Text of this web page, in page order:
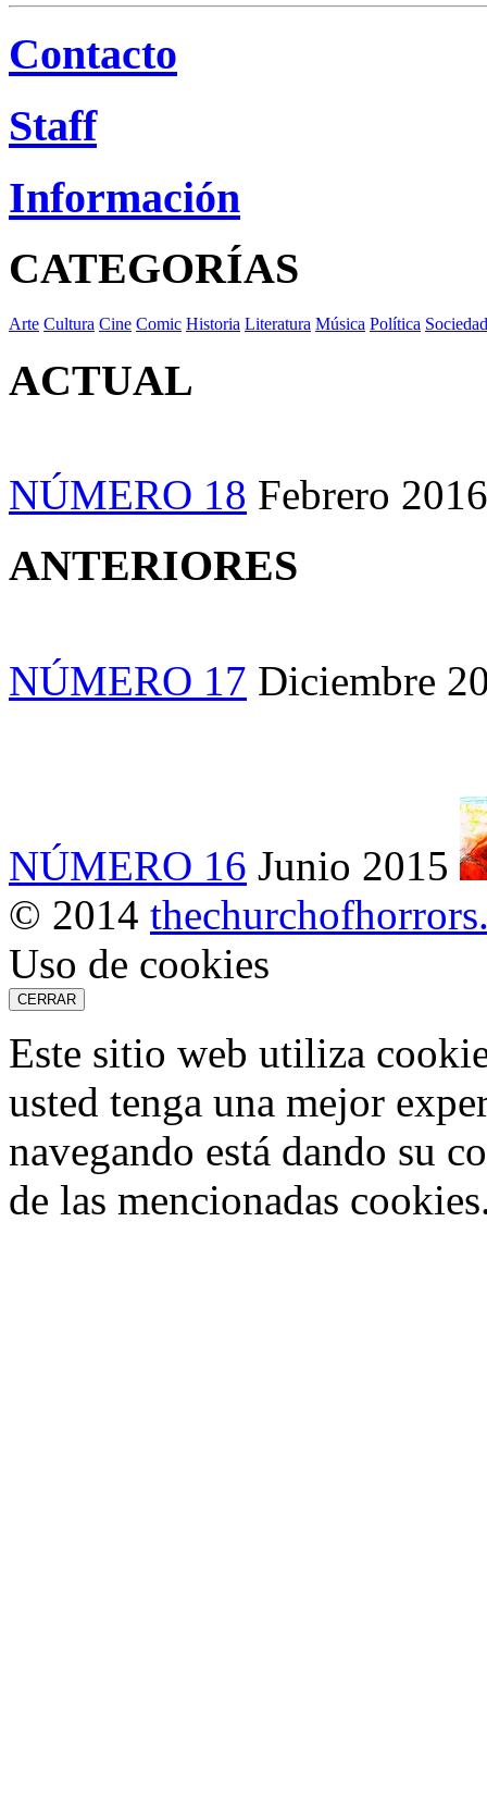
Contacto
Staff
Información
CATEGORÍAS
Arte Cultura Cine Comic Historia Literatura Música Política Sociedad
ACTUAL
NÚMERO 18 Febrero 2016
ANTERIORES
NÚMERO 17 Diciembre
NÚMERO 16 Junio 2015
© 2014
Uso de cookies
CERRAR
Este sitio web utiliza
usted tenga una mejor
navegando está dando su
de las mencionadas